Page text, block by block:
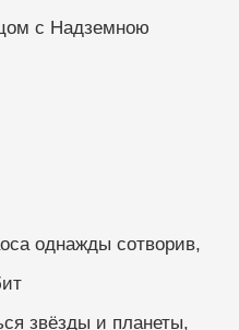
с Надземною
однажды сотворив,
звёзды и планеты,